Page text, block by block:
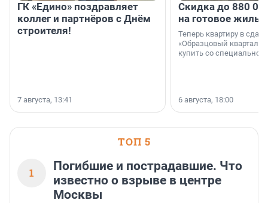
ГК «Едино» поздравляет
коллег и партнёров с Днём
строителя!
7 августа, 13:41
Скидка до 880
на готовое
Теперь квартиру в
«Образцовый квартал
купить со специальной
6 августа, 18:00
ТОП 5
1
Погибшие и пострадавшие. Что
известно о взрыве в центре
Москвы